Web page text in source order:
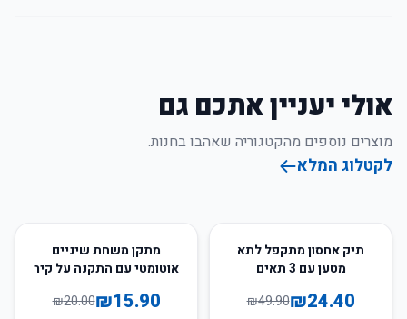
אולי יעניין אתכם גם
מוצרים נוספים מהקטגוריה שאהבו בחנות.
לקטלוג המלא
51
תיק אחסון מתקפל לתא
מטען עם 3 תאים
₪24.40
₪49.90
מתקן משחת שיניים
אוטומטי עם התקנה על קיר
₪15.90
₪20.00